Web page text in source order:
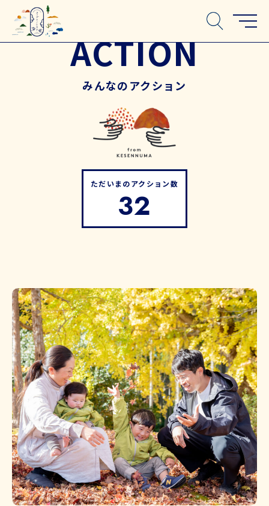
ACTION
みんなのアクション
ただいまのアクション数
32